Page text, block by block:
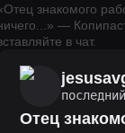
Отец знакомого
» —
в чат.
Отец